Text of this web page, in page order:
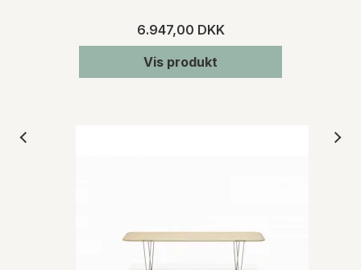
6.947,00 DKK
Vis produkt